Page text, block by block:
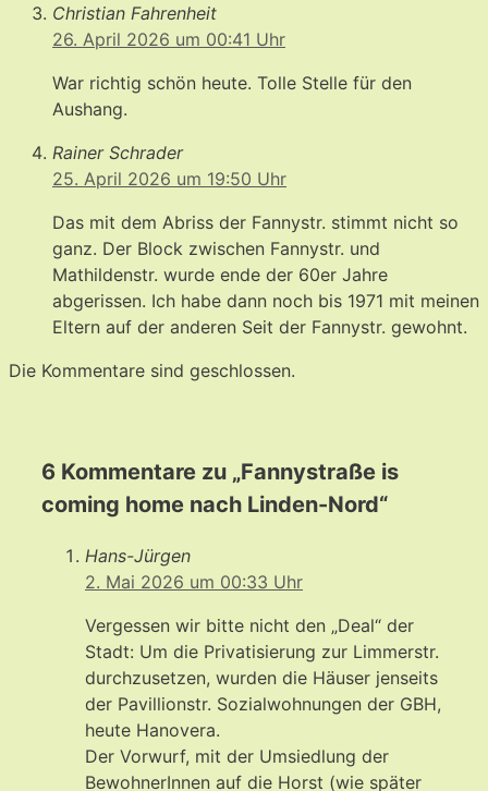
Christian Fahrenheit
26. April 2026 um 00:41 Uhr
War richtig schön heute. Tolle Stelle für den
Aushang.
Rainer Schrader
25. April 2026 um 19:50 Uhr
Das mit dem Abriss der Fannystr. stimmt nicht so
ganz. Der Block zwischen Fannystr. und
Mathildenstr. wurde ende der 60er Jahre
abgerissen. Ich habe dann noch bis 1971 mit meinen
Eltern auf der anderen Seit der Fannystr. gewohnt.
Die Kommentare sind geschlossen.
6 Kommentare zu „Fannystraße is
coming home nach Linden-Nord“
Hans-Jürgen
2. Mai 2026 um 00:33 Uhr
Vergessen wir bitte nicht den „Deal“ der
Stadt: Um die Privatisierung zur Limmerstr.
durchzusetzen, wurden die Häuser jenseits
der Pavillionstr. Sozialwohnungen der GBH,
heute Hanovera.
Der Vorwurf, mit der Umsiedlung der
BewohnerInnen auf die Horst (wie später